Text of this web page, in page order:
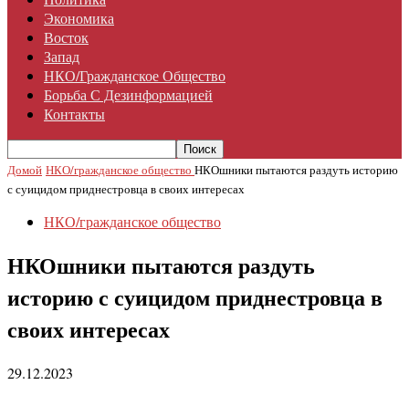
Экономика
Восток
Запад
НКО/гражданское Общество
Борьба С Дезинформацией
Контакты
Домой НКО/гражданское общество НКОшники пытаются раздуть историю
с суицидом приднестровца в своих интересах
НКО/гражданское общество
НКОшники пытаются раздуть
историю с суицидом приднестровца в
своих интересах
29.12.2023